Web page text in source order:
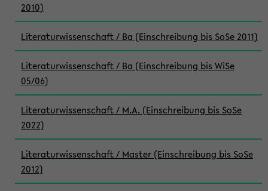
2010)
Literaturwissenschaft / Ba (Einschreibung bis SoSe 2011)
Literaturwissenschaft / Ba (Einschreibung bis WiSe
05/06)
Literaturwissenschaft / M.A. (Einschreibung bis SoSe
2022)
Literaturwissenschaft / Master (Einschreibung bis SoSe
2012)